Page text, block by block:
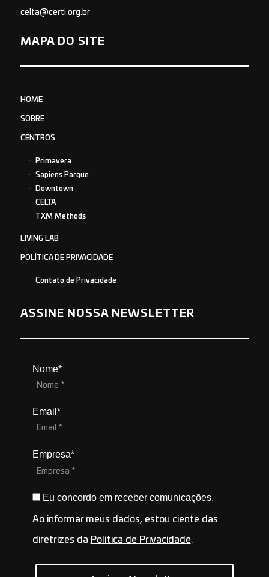
celta@certi.org.br
MAPA DO SITE
HOME
SOBRE
CENTROS
Primavera
Sapiens Parque
Downtown
CELTA
TXM Methods
LIVING LAB
POLÍTICA DE PRIVACIDADE
Contato de Privacidade
ASSINE NOSSA NEWSLETTER
Nome*
Email*
Empresa*
Eu concordo em receber comunicações.
Ao informar meus dados, estou ciente das
diretrizes da Política de Privacidade.